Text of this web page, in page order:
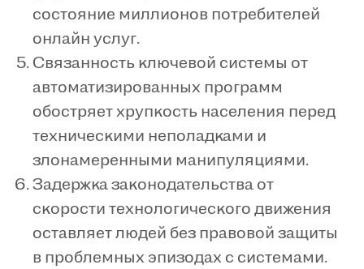
состояние миллионов потребителей
онлайн услуг.
Связанность ключевой системы от
автоматизированных программ
обостряет хрупкость населения перед
техническими неполадками и
злонамеренными манипуляциями.
Задержка законодательства от
скорости технологического движения
оставляет людей без правовой защиты
в проблемных эпизодах с системами.